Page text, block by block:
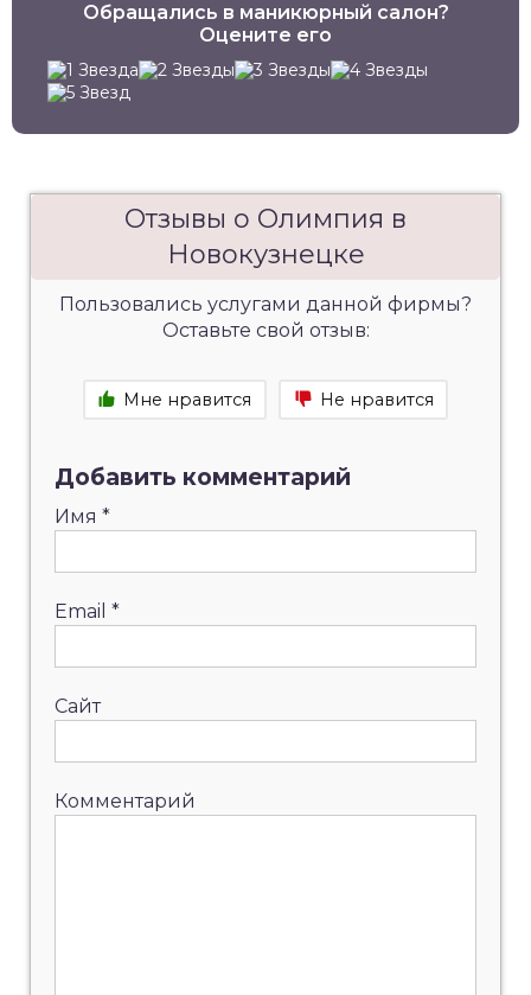
Обращались в маникюрный салон?
Оцените его
Отзывы о Олимпия в
Новокузнецке
Пользовались услугами данной фирмы?
Оставьте свой отзыв:
Мне нравится Не нравится
Добавить комментарий
Имя *
Email *
Сайт
Комментарий